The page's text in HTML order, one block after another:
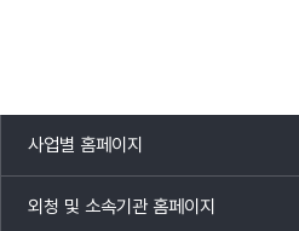
사업별 홈페이지
목록
열기
외청 및 소속기관 홈페이지
목록